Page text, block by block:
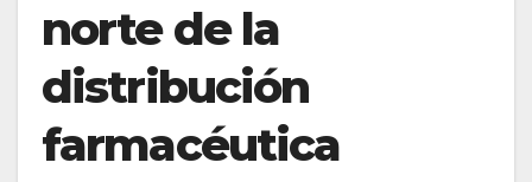
norte de la
distribución
farmacéutica